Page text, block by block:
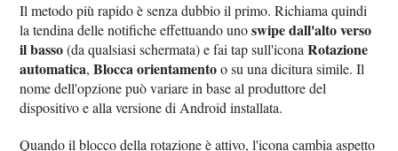
Il metodo più rapido è senza dubbio il primo. Richiama quindi
la tendina delle notifiche effettuando unoswipe dall'alto verso
il basso(da qualsiasi schermata) e fai tap sull'iconaRotazione
automatica,Blocca orientamentoo su una dicitura simile. Il
nome dell'opzione può variare in base al produttore del
dispositivo e alla versione di Android installata.
Quando il blocco della rotazione è attivo, l'icona cambia aspetto